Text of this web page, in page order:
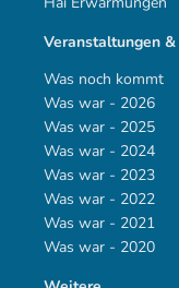
Veranstaltungen
Was noch kommt
Was war - 2026
Was war - 2025
Was war - 2024
Was war - 2023
Was war - 2022
Was war - 2021
Was war - 2020